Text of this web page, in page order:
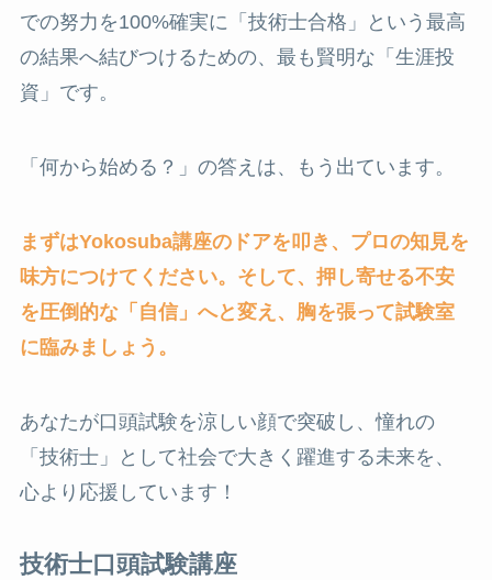
での努力を100%確実に「技術士合格」という最高
の結果へ結びつけるための、最も賢明な「生涯投
資」です。
「何から始める？」の答えは、もう出ています。
まずはYokosuba講座のドアを叩き、プロの知見を
味方につけてください。そして、押し寄せる不安
を圧倒的な「自信」へと変え、胸を張って試験室
に臨みましょう。
あなたが口頭試験を涼しい顔で突破し、憧れの
「技術士」として社会で大きく躍進する未来を、
心より応援しています！
技術士口頭試験講座